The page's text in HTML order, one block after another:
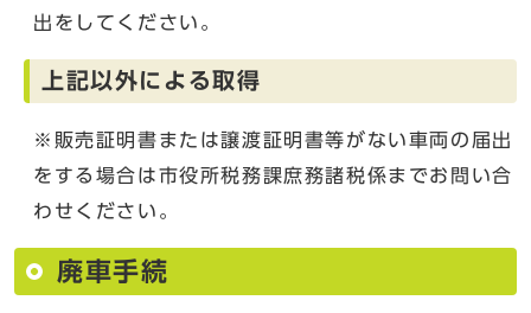
出をしてください。
上記以外による取得
※販売証明書または譲渡証明書等がない車両の届出
をする場合は市役所税務課庶務諸税係までお問い合
わせください。
廃車手続